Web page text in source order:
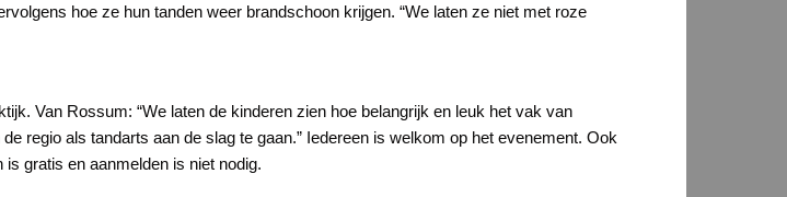
hoe ze hun tanden weer brandschoon krijgen. “We laten ze niet met roze
Van Rossum: “We laten de kinderen zien hoe belangrijk en leuk het vak van
regio als tandarts aan de slag te gaan.” Iedereen is welkom op het evenement. Ook
gratis en aanmelden is niet nodig.